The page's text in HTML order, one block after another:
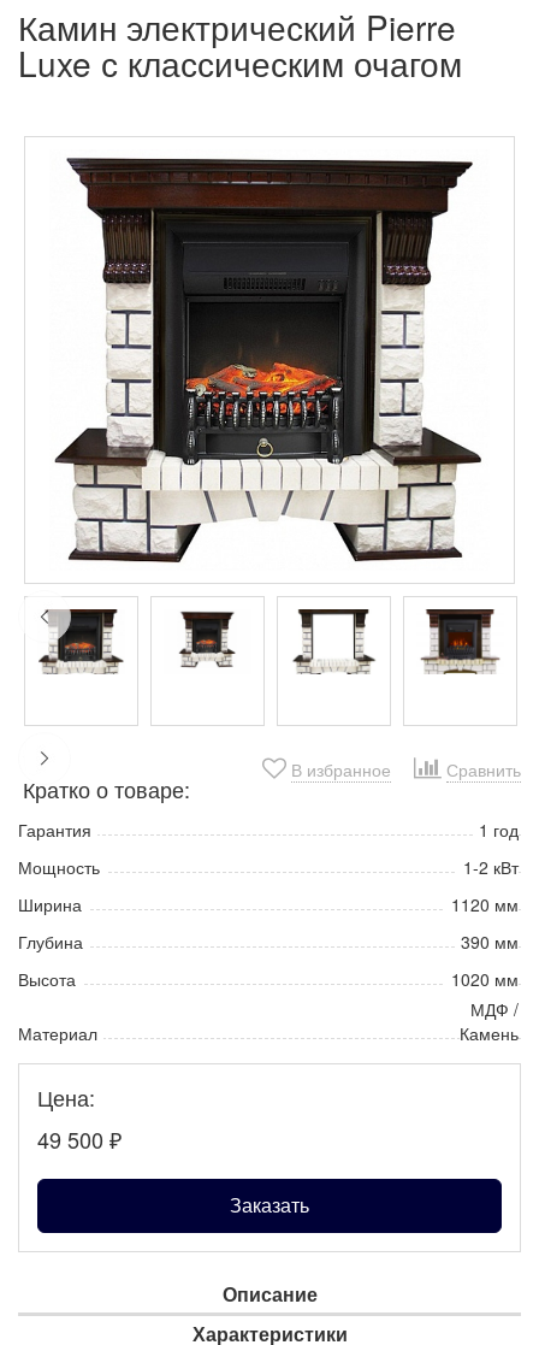
Камин электрический Pierre
Luxe с классическим очагом
В избранное Сравнить
Кратко о товаре:
Гарантия
1 год
Мощность
1-2 кВт
Ширина
1120 мм
Глубина
390 мм
Высота
1020 мм
Материал
МДФ /
Камень
Цена:
49 500 ₽
Заказать
Описание
Характеристики